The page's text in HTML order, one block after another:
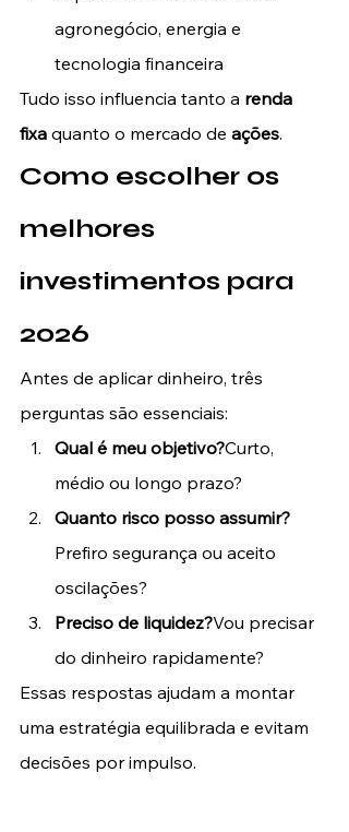
agronegócio, energia e
tecnologia financeira
Tudo isso influencia tanto a renda
fixa quanto o mercado de ações.
Como escolher os
melhores
investimentos para
2026
Antes de aplicar dinheiro, três
perguntas são essenciais:
Qual é meu objetivo?Curto,
médio ou longo prazo?
Quanto risco posso assumir?
Prefiro segurança ou aceito
oscilações?
Preciso de liquidez?Vou precisar
do dinheiro rapidamente?
Essas respostas ajudam a montar
uma estratégia equilibrada e evitam
decisões por impulso.